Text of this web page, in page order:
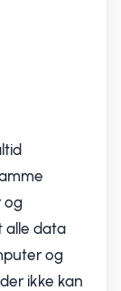
og
alle data
og
ikke kan